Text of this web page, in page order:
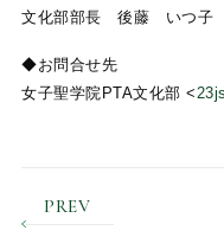
文化部部長 後藤 いつ子
◆お問合せ先
女子聖学院PTA文化部 <
PREV